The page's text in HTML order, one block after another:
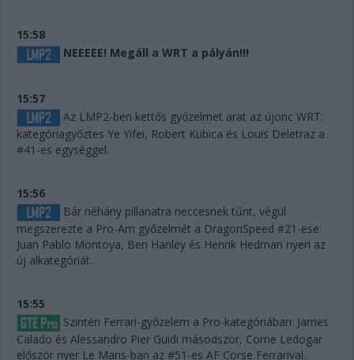
15:58
NEEEEE! Megáll a WRT a pályán!!!
15:57
Az LMP2-ben kettős győzelmet arat az újonc WRT:
kategóriagyőztes Ye Yifei, Robert Kubica és Louis Deletraz a
#41-es egységgel.
15:56
Bár néhány pillanatra neccesnek tűnt, végül
megszerezte a Pro-Am győzelmét a DragonSpeed #21-ese:
Juan Pablo Montoya, Ben Hanley és Henrik Hedman nyeri az
új alkategóriát.
15:55
Szintén Ferrari-győzelem a Pro-kategóriában: James
Calado és Alessandro Pier Guidi másodszor, Come Ledogar
először nyer Le Mans-ban az #51-es AF Corse Ferrarival.